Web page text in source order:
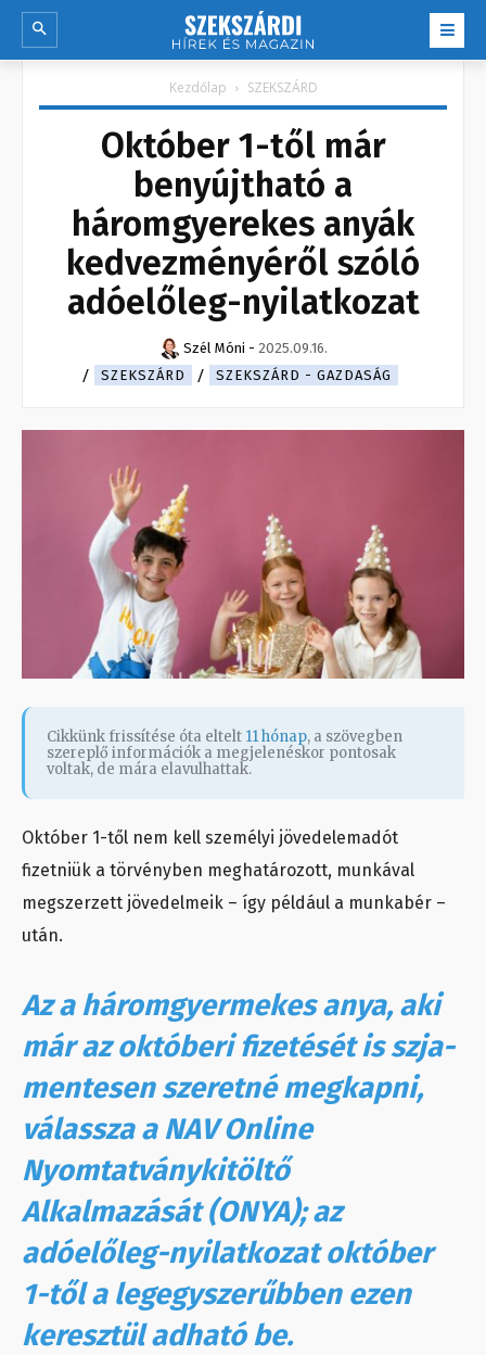
Kezdőlap SZEKSZÁRD
Október 1-től már
benyújtható a
háromgyerekes anyák
kedvezményéről szóló
adóelőleg-nyilatkozat
Szél Móni - 2025.09.16.
SZEKSZÁRD
SZEKSZÁRD - GAZDASÁG
Cikkünk frissítése óta eltelt 11 hónap, a szövegben
szereplő információk a megjelenéskor pontosak
voltak, de mára elavulhattak.
Október 1-től nem kell személyi jövedelemadót
fizetniük a törvényben meghatározott, munkával
megszerzett jövedelmeik – így például a munkabér –
után.
Az a háromgyermekes anya, aki
már az októberi fizetését is szja-
mentesen szeretné megkapni,
válassza a NAV Online
Nyomtatványkitöltő
Alkalmazását (ONYA); az
adóelőleg-nyilatkozat október
1-től a legegyszerűbben ezen
keresztül adható be.